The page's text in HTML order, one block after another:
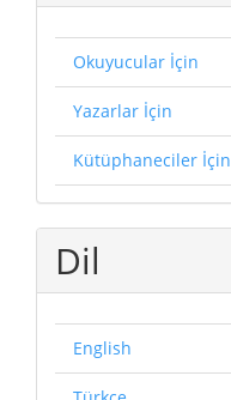
Okuyucular İçin
Yazarlar İçin
Kütüphaneciler İçin
Dil
English